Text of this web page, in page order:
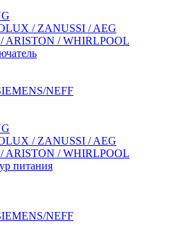
/ ZANUSSI / AEG
ARISTON / WHIRLPOOL
NEFF
/ ZANUSSI / AEG
ARISTON / WHIRLPOOL
питания
NEFF